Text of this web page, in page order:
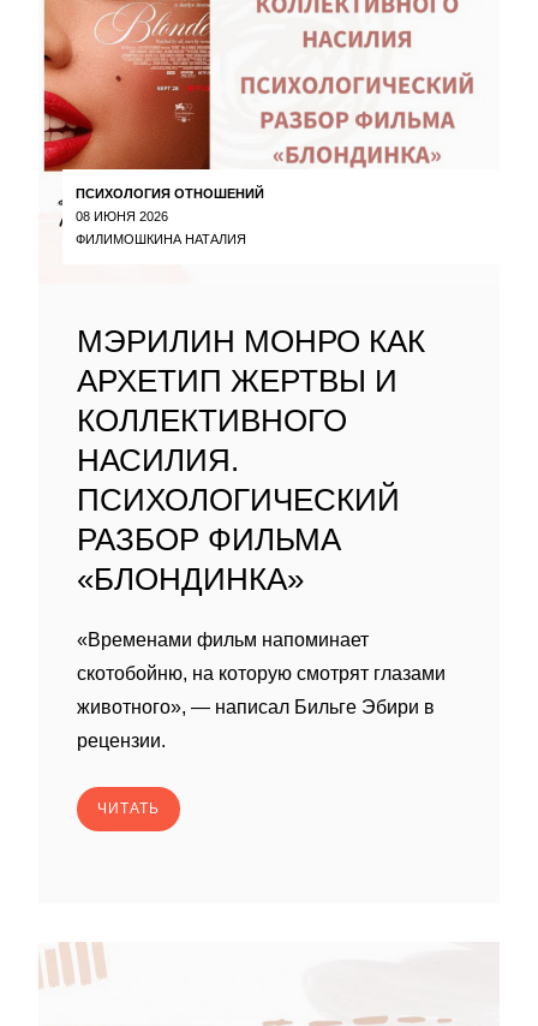
ПСИХОЛОГИЯ ОТНОШЕНИЙ
08 ИЮНЯ 2026
ФИЛИМОШКИНА НАТАЛИЯ
МЭРИЛИН МОНРО КАК
АРХЕТИП ЖЕРТВЫ И
КОЛЛЕКТИВНОГО
НАСИЛИЯ.
ПСИХОЛОГИЧЕСКИЙ
РАЗБОР ФИЛЬМА
«БЛОНДИНКА»
«Временами фильм напоминает
скотобойню, на которую смотрят глазами
животного», — написал Бильге Эбири в
рецензии.
ЧИТАТЬ